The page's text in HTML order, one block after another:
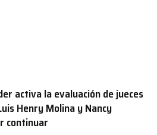
activa la evaluación de jueces
Henry Molina y Nancy
continuar